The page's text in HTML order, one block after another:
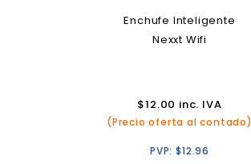
Enchufe Inteligente
Nexxt Wifi
$12.00 inc. IVA
(Precio oferta al contado)
PVP:$12.96